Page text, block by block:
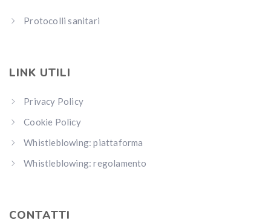
Protocolli sanitari
LINK UTILI
Privacy Policy
Cookie Policy
Whistleblowing: piattaforma
Whistleblowing: regolamento
CONTATTI